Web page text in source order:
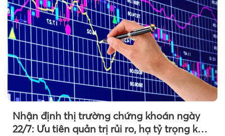
Nhận định thị trường chứng khoán ngày
22/7: Ưu tiên quản trị rủi ro, hạ tỷ trọng khi